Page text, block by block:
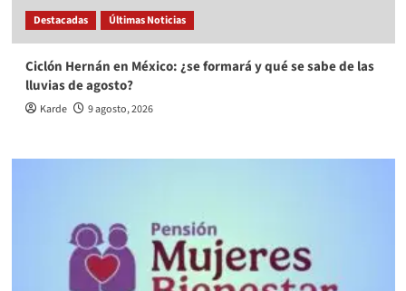
Destacadas Últimas Noticias
Ciclón Hernán en México: ¿se formará y qué se sabe de las
lluvias de agosto?
Karde 9 agosto, 2026